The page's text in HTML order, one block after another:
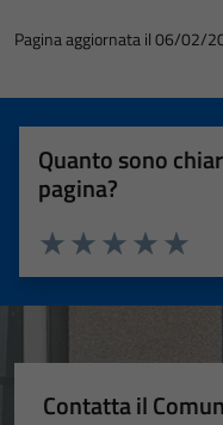
Pagina aggiornata il 06/02/
Quanto sono
pagina?
Valuta
Valuta 4
Valuta 3 stelle
Valuta 2 stelle su 5
Valuta 1 stelle su 5
Contatta il